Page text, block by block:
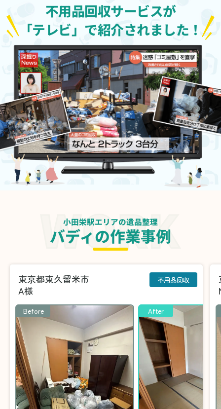
不用品回収サービスが
「テレビ」で紹介されました！
小田栄駅エリアの遺品整理
バディの作業事例
東京都東久留米市
A様
不用品回収
Before After